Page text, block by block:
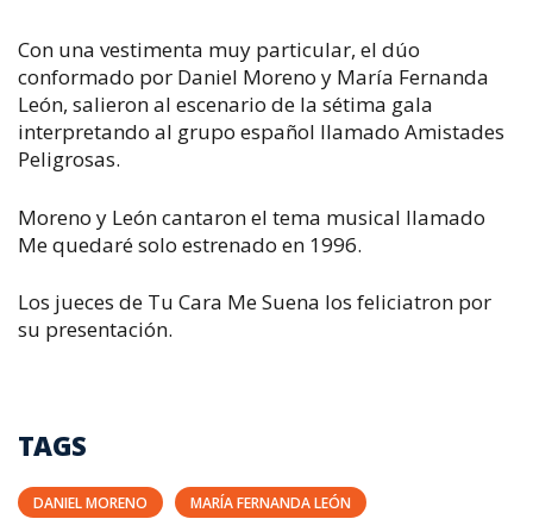
Con una vestimenta muy particular, el dúo
conformado por Daniel Moreno y María Fernanda
León, salieron al escenario de la sétima gala
interpretando al grupo español llamado Amistades
Peligrosas.
Moreno y León cantaron el tema musical llamado
Me quedaré solo estrenado en 1996.
Los jueces de Tu Cara Me Suena los feliciatron por
su presentación.
TAGS
DANIEL MORENO MARÍA FERNANDA LEÓN